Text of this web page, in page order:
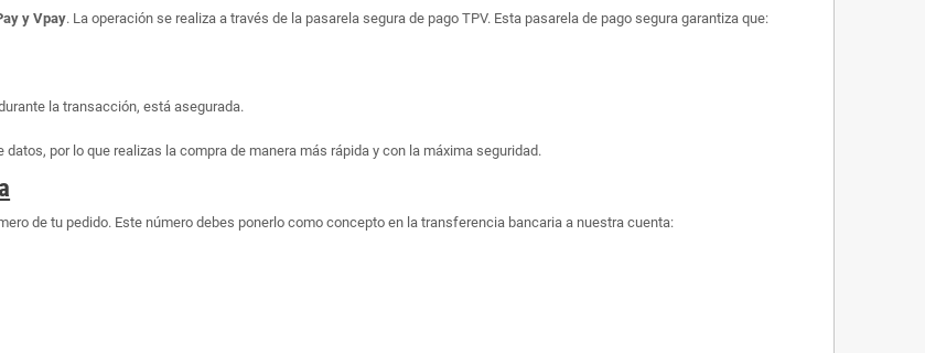
y Vpay. La operación se realiza a través de la pasarela segura de pago TPV. Esta pasarela de pago segura garantiza que:
la transacción, está asegurada.
por lo que realizas la compra de manera más rápida y con la máxima seguridad.
de tu pedido. Este número debes ponerlo como concepto en la transferencia bancaria a nuestra cuenta: